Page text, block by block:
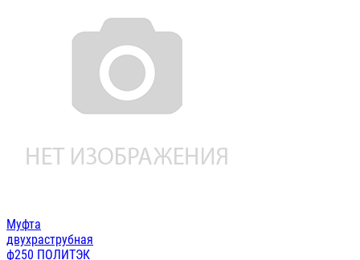
Муфта
двухраструбная
ф250 ПОЛИТЭК